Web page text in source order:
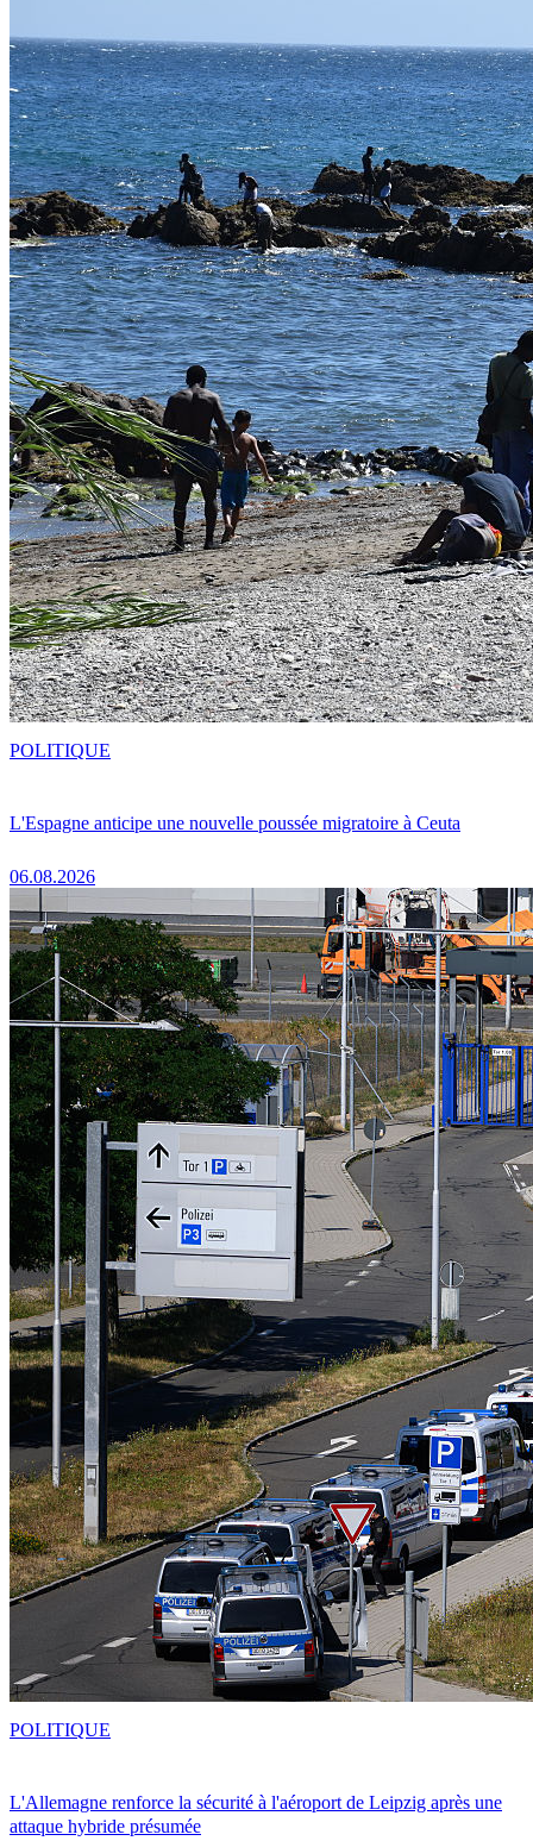
L'Espagne anticipe une nouvelle poussée migratoire à Ceuta
06.08.2026
POLITIQUE
L'Allemagne renforce la sécurité à l'aéroport de Leipzig après une
attaque hybride présumée
POLITIQUE